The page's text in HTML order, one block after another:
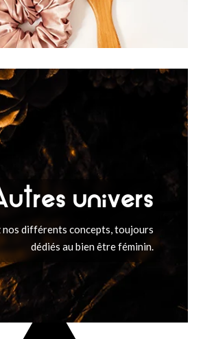
univers
nos différents concepts, toujours
dédiés au bien être féminin.